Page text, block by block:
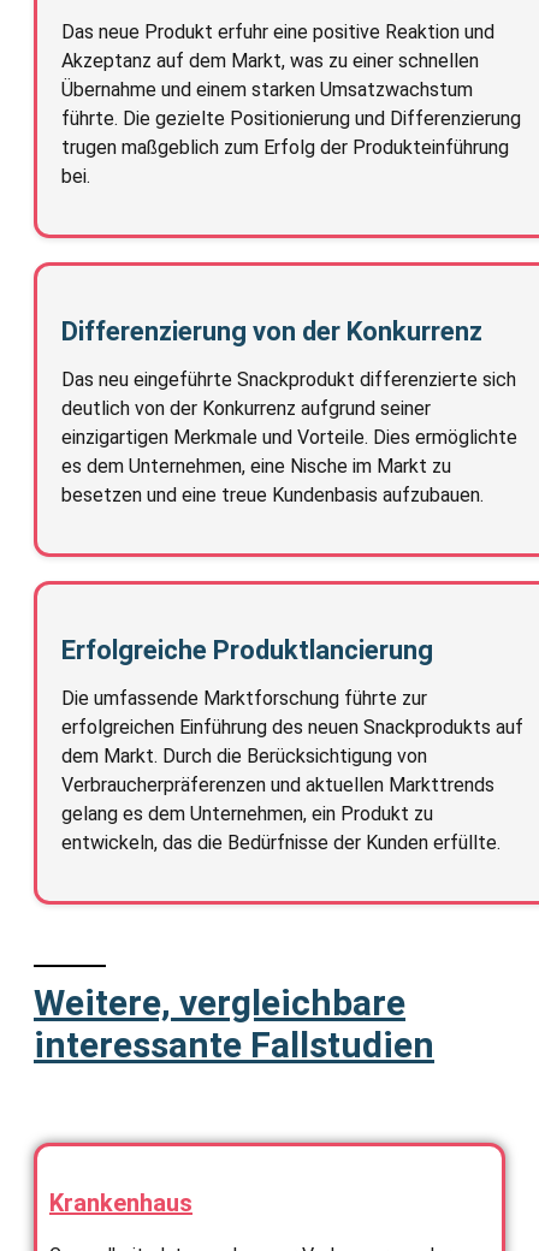
Das neue Produkt erfuhr eine positive Reaktion und
Akzeptanz auf dem Markt, was zu einer schnellen
Übernahme und einem starken Umsatzwachstum
führte. Die gezielte Positionierung und Differenzierung
trugen maßgeblich zum Erfolg der Produkteinführung
bei.
Differenzierung von der Konkurrenz
Das neu eingeführte Snackprodukt differenzierte sich
deutlich von der Konkurrenz aufgrund seiner
einzigartigen Merkmale und Vorteile. Dies ermöglichte
es dem Unternehmen, eine Nische im Markt zu
besetzen und eine treue Kundenbasis aufzubauen.
Erfolgreiche Produktlancierung
Die umfassende Marktforschung führte zur
erfolgreichen Einführung des neuen Snackprodukts auf
dem Markt. Durch die Berücksichtigung von
Verbraucherpräferenzen und aktuellen Markttrends
gelang es dem Unternehmen, ein Produkt zu
entwickeln, das die Bedürfnisse der Kunden erfüllte.
Weitere, vergleichbare
interessante Fallstudien
Krankenhaus